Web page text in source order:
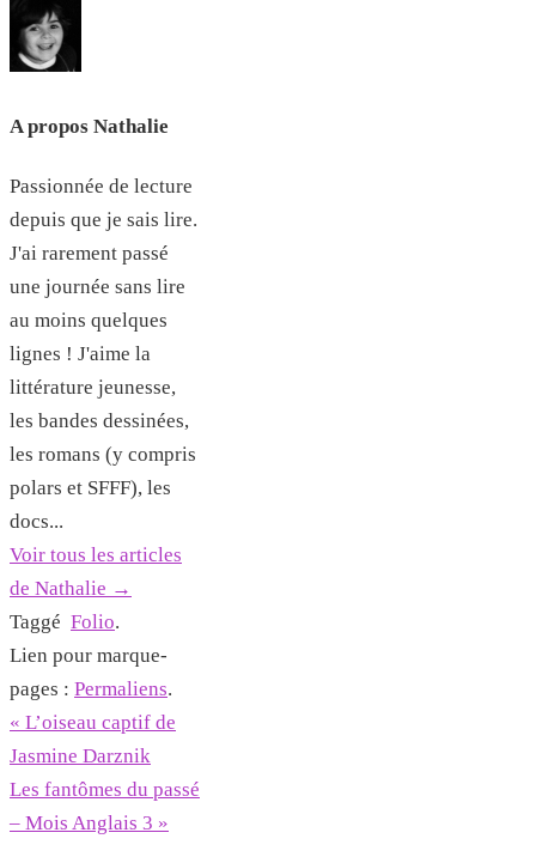
A propos Nathalie
Passionnée de lecture
depuis que je sais lire.
J'ai rarement passé
une journée sans lire
au moins quelques
lignes ! J'aime la
littérature jeunesse,
les bandes dessinées,
les romans (y compris
polars et SFFF), les
docs...
Voir tous les articles
de Nathalie →
Taggé Folio.
Lien pour marque-
pages : Permaliens.
« L’oiseau captif de
Jasmine Darznik
Les fantômes du passé
– Mois Anglais 3 »